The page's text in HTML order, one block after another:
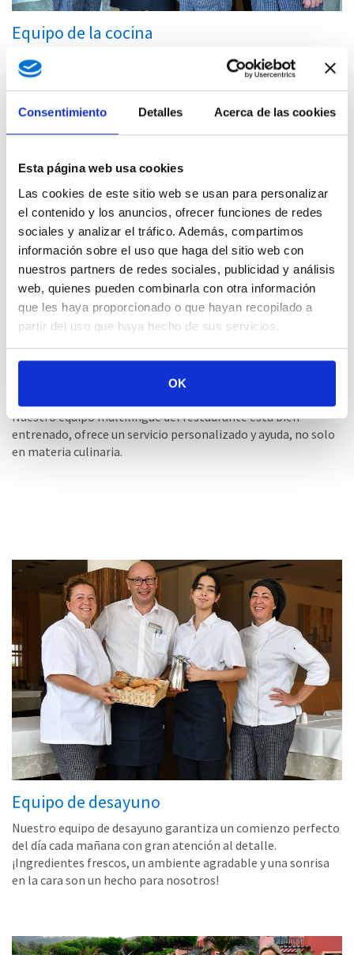
Consentimiento Detalles Acerca de las cookies
Esta página web usa cookies
Las cookies de este sitio web se usan para personalizar
el contenido y los anuncios, ofrecer funciones de redes
sociales y analizar el tráfico. Además, compartimos
información sobre el uso que haga del sitio web con
nuestros partners de redes sociales, publicidad y análisis
web, quienes pueden combinarla con otra información
que les haya proporcionado o que hayan recopilado a
partir del uso que haya hecho de sus servicios.
OK
Equipo de la cocina
Nuestro equipo de la cocina ofrece una cocina creativa
canaria que marida platos internacionales con las
especialidades regionales.
Equipo de restaurante
Nuestro equipo multilingüe del restaurante esta bien
entrenado, ofrece un servicio personalizado y ayuda, no solo
en materia culinaria.
Equipo de desayuno
Nuestro equipo de desayuno garantiza un comienzo perfecto
del día cada mañana con gran atención al detalle.
¡Ingredientes frescos, un ambiente agradable y una sonrisa
en la cara son un hecho para nosotros!